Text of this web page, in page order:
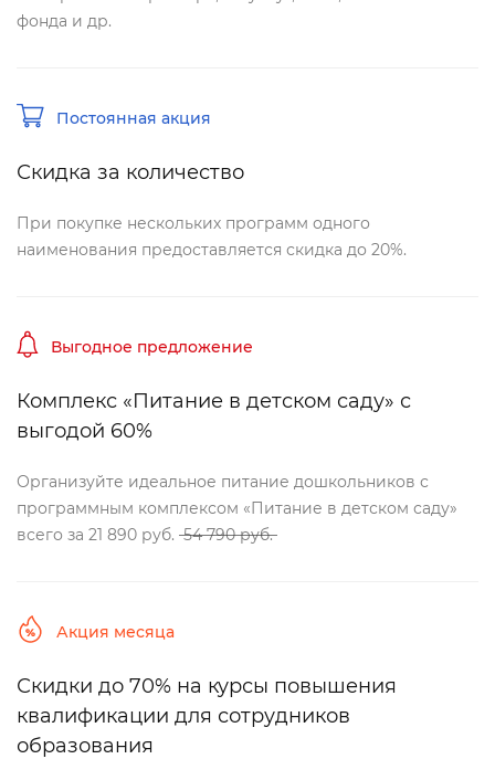
фонда и др.
Постоянная акция
Скидка за количество
При покупке нескольких программ одного
наименования предоставляется скидка до 20%.
ыгодное предложение
Комплекс «Питание в детском саду» с
ыгодой 60%
Организуйте идеальное питание дошкольников с
программным комплексом «Питание в детском саду»
сего за 21 890 руб. 54 790 руб.
Акция месяца
Скидки до 70% на курсы повышения
квалификации для сотруднико
образования